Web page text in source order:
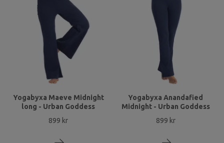
Yogabyxa Maeve Midnight
long - Urban Goddess
899 kr
Yogabyxa Anandafied
Midnight - Urban Goddess
899 kr